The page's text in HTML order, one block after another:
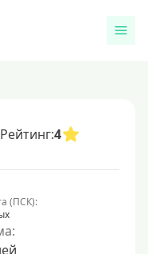
Рейтинг:4
(ПСК):